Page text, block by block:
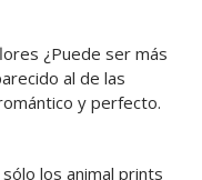
¿Puede ser más
al de las
y perfecto.
los animal prints